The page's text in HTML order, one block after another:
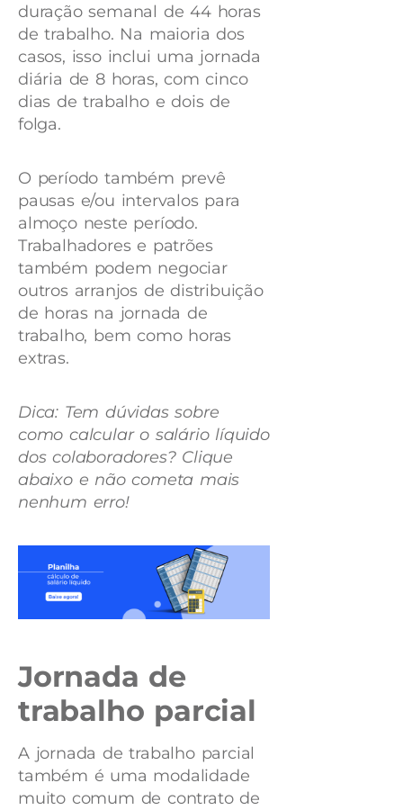
duração semanal de 44 horas
de trabalho. Na maioria dos
casos, isso inclui uma jornada
diária de 8 horas, com cinco
dias de trabalho e dois de
folga.
O período também prevê
pausas e/ou intervalos para
almoço neste período.
Trabalhadores e patrões
também podem negociar
outros arranjos de distribuição
de horas na jornada de
trabalho, bem como horas
extras.
Dica: Tem dúvidas sobre
como calcular o salário líquido
dos colaboradores? Clique
abaixo e não cometa mais
nenhum erro!
Jornada de
trabalho parcial
A jornada de trabalho parcial
também é uma modalidade
muito comum de contrato de